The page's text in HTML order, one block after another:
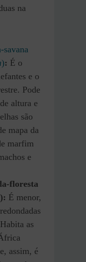
na
savana
): É o
e o
Pode
altura e
são
mapa da
marfim
e
floresta
): É menor,
as
assim, é